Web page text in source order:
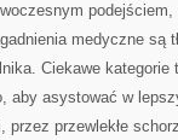
medyczne są
Ciekawe
aby asystować w
przez przewlekłe